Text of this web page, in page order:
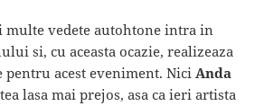
multe vedete autohtone intra in
si, cu aceasta ocazie, realizeaza
pentru acest eveniment. NiciAnda
lasa mai prejos, asa ca ieri artista